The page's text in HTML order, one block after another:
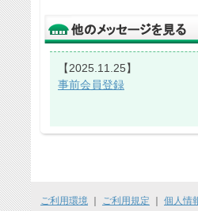
【2025.11.25】
事前会員登録
ご利用環境 ご利用規定 個人情